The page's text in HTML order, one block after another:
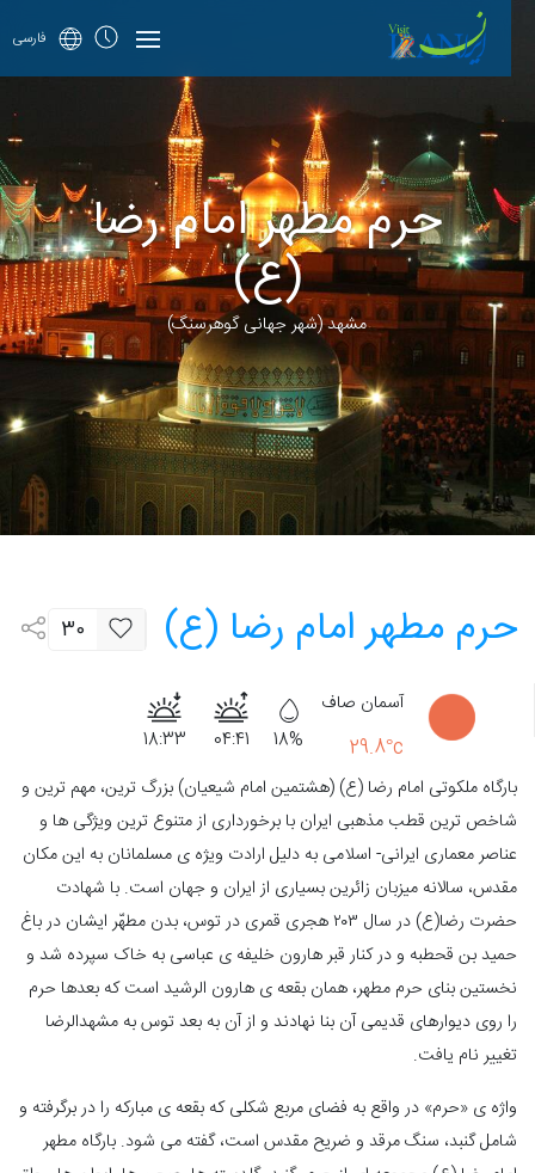
فارسی
حرم مطهر امام رضا
(ع)
مشهد (شهر جهانی گوهرسنگ)
حرم مطهر امام رضا (ع) 30
آسمان صاف
29.8°c
18%
04:41
18:33
بارگاه ملکوتی امام رضا (ع) (هشتمین امام شیعیان) بزرگ ترین، مهم ترین و
شاخص ترین قطب مذهبى ایران با برخورداری از متنوع ترین ویژگی ها و
عناصر معماری ایرانی- اسلامی به دلیل ارادت ویژه ی مسلمانان به این مکان
مقدس، سالانه میزبان زائرین بسیاری از ایران و جهان است. با شهادت
حضرت رضا(ع) در سال ۲۰۳ هجرى قمرى در توس، بدن مطهّر ایشان در باغ
حمید بن قحطبه و در کنار قبر هارون خلیفه ی عباسى به خاک سپرده شد و
نخستین بناى حرم مطهر، همان بقعه ی هارون الرشید است که بعدها حرم
را روى دیوارهاى قدیمى آن بنا نهادند و از آن به بعد توس به مشهدالرضا
تغییر نام یافت.
واژه ی «حرم» در واقع به فضای مربع شکلی که بقعه ی مبارکه را در برگرفته و
شامل گنبد، سنگ مرقد و ضریح مقدس است، گفته می شود. بارگاه مطهر